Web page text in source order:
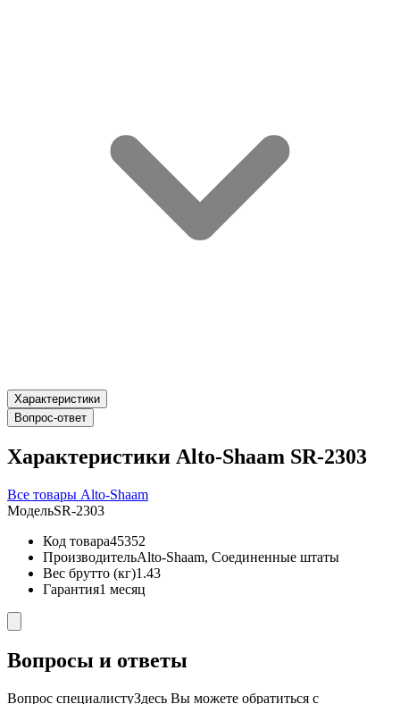
Характеристики
Вопрос-ответ
Характеристики Alto-Shaam SR-2303
Все товары Alto-Shaam
МодельSR-2303
Код товара45352
ПроизводительAlto-Shaam, Соединенные штаты
Вес брутто (кг)1.43
Гарантия1 месяц
Вопросы и ответы
Вопрос специалистуЗдесь Вы можете обратиться с